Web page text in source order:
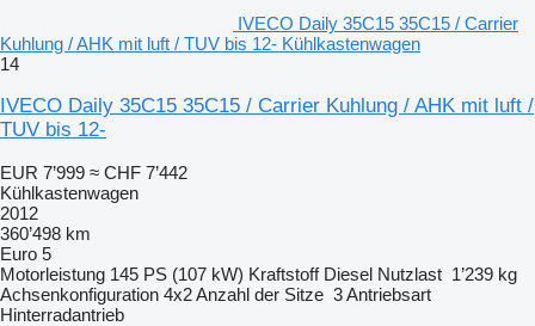
IVECO Daily 35C15 35C15 / Carrier
Kuhlung / AHK mit luft / TUV bis 12- Kühlkastenwagen
14
IVECO Daily 35C15 35C15 / Carrier Kuhlung / AHK mit luft /
TUV bis 12-
EUR 7’999 ≈ CHF 7’442
Kühlkastenwagen
2012
360’498 km
Euro 5
Motorleistung 145 PS (107 kW) Kraftstoff Diesel Nutzlast 1’239 kg
Achsenkonfiguration 4x2Anzahl der Sitze 3Antriebsart
Hinterradantrieb